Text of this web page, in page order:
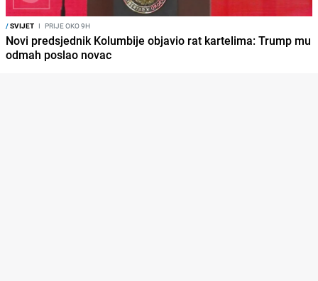
/SVIJET I PRIJE OKO 9H
Novi predsjednik Kolumbije objavio rat kartelima: Trump mu
odmah poslao novac